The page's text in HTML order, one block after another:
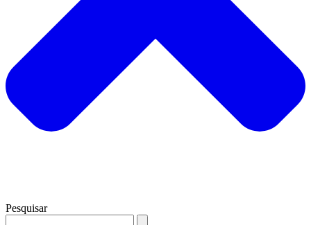
Pesquisar